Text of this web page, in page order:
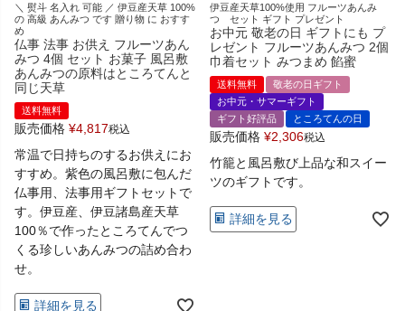
＼ 熨斗 名入れ 可能 ／ 伊豆産天草 100%
の 高級 あんみつ です 贈り物 に おすす
め
仏事 法事 お供え フルーツあん
みつ 4個 セット お菓子 風呂敷
あんみつの原料はところてんと
同じ天草
送料無料
販売価格 ¥4,817税込
常温で日持ちのするお供えにお
すすめ。紫色の風呂敷に包んだ
仏事用、法事用ギフトセットで
す。伊豆産、伊豆諸島産天草
100％で作ったところてんでつ
くる珍しいあんみつの詰め合わ
せ。
詳細を見る
伊豆産天草100%使用 フルーツあんみ
つ セット ギフト プレゼント
お中元 敬老の日 ギフトにも プ
レゼント フルーツあんみつ 2個
巾着セット みつまめ 餡蜜
送料無料
敬老の日ギフト
お中元・サマーギフト
ギフト好評品
ところてんの日
販売価格 ¥2,306税込
竹籠と風呂敷び上品な和スイー
ツのギフトです。
詳細を見る